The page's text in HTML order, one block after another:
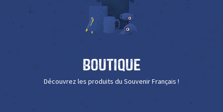
Boutique
Découvrez les produits du Souvenir Français !